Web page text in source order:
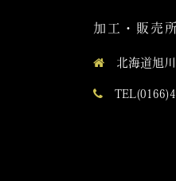
加工・販売
北海道旭